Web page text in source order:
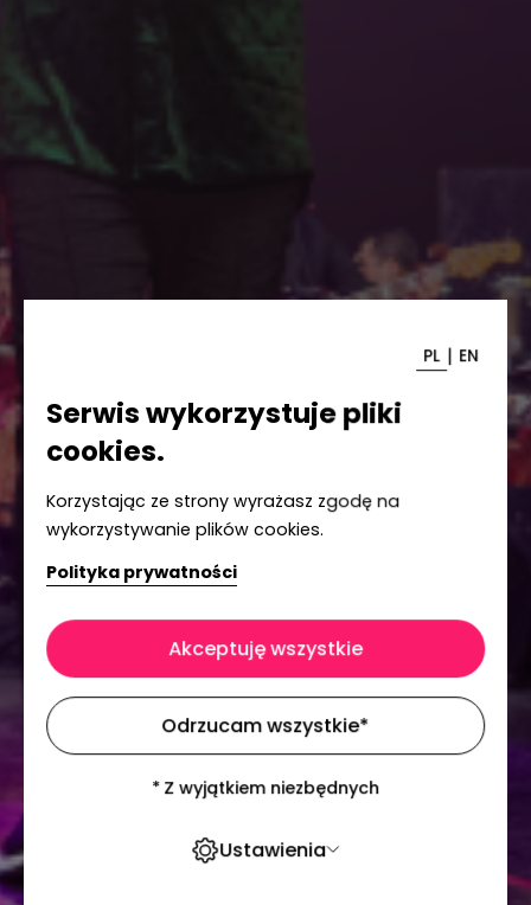
PL | EN
Serwis wykorzystuje pliki
cookies.
Korzystając ze strony wyrażasz zgodę na
wykorzystywanie plików cookies.
Polityka prywatności
Ustawienia
Odrzucam wszystkie*
Akceptuję wszystkie
* Z wyjątkiem niezbędnych